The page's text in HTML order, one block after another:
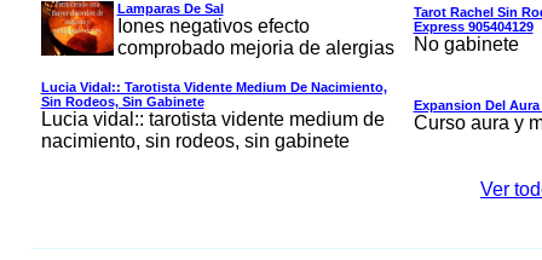
Lamparas De Sal
Iones negativos efecto
comprobado mejoria de alergias
Tarot Rachel Sin
Express 905404129
No gabinete
Lucia Vidal:: Tarotista Vidente Medium De Nacimiento,
Sin Rodeos, Sin Gabinete
Lucia vidal:: tarotista vidente medium de
nacimiento, sin rodeos, sin gabinete
Expansion Del Aura
Curso aura y
Ver